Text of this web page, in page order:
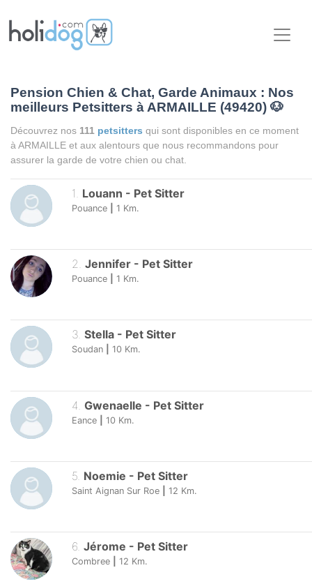
Pension Chien & Chat, Garde Animaux : Nos
meilleurs Petsitters à ARMAILLE (49420) 🐶
Découvrez nos 111 petsitters qui sont disponibles en ce moment
à ARMAILLE et aux alentours que nous recommandons pour
assurer la garde de votre chien ou chat.
1. Louann - Pet Sitter
Pouance 1 Km.
2. Jennifer - Pet Sitter
Pouance 1 Km.
3. Stella - Pet Sitter
Soudan 10 Km.
4 Gwenaelle - Pet Sitter
Eance 10 Km.
5 Noemie - Pet Sitter
Saint Aignan Sur Roe 12 Km.
6. Jérome - Pet Sitter
Combree 12 Km.